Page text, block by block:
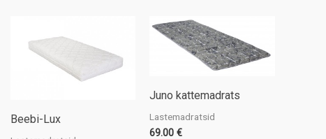
Beebi-Lux
Juno kattemadrats
Lastemadratsid
69.00€